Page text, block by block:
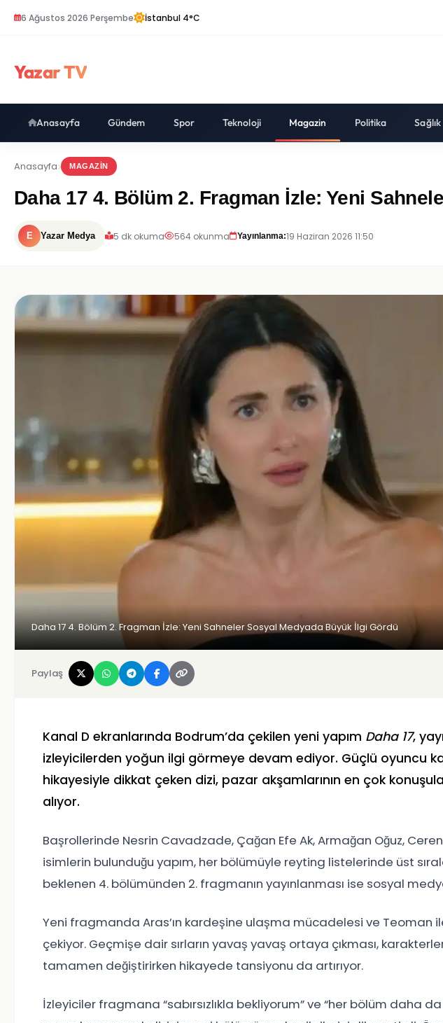
6 Ağustos 2026 Perşembe İstanbul 4°C
Yazar TV
Anasayfa Gündem Spor Teknoloji Magazin Politika Sağlık
Anasayfa MAGAZIN
Daha 17 4. Bölüm 2. Fragman İzle: Yeni
E Yazar Medya 5 dk okuma 564 okunma Yayınlanma:19 Haziran 2026 11:50
Daha 17 4. Bölüm 2. Fragman İzle: Yeni Sahneler Sosyal Medyada Büyük İlgi Gördü
Paylaş
Kanal D ekranlarında Bodrum’da çekilen yeni yapım Daha 17,
izleyicilerden yoğun ilgi görmeye devam ediyor. Güçlü oyuncu
hikayesiyle dikkat çeken dizi, pazar akşamlarının en çok
alıyor.
Başrollerinde Nesrin Cavadzade, Çağan Efe Ak, Armağan Oğuz,
isimlerin bulunduğu yapım, her bölümüyle reyting listelerinde üst
beklenen 4. bölümünden 2. fragmanın yayınlanması ise sosyal
Yeni fragmanda Aras’ın kardeşine ulaşma mücadelesi ve Teoman
çekiyor. Geçmişe dair sırların yavaş yavaş ortaya çıkması,
tamamen değiştirirken hikayede tansiyonu da artırıyor.
İzleyiciler fragmana “sabırsızlıkla bekliyorum” ve “her bölüm daha